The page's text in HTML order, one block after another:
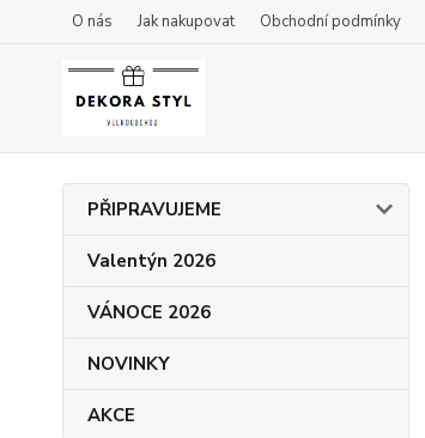
O nás Jak nakupovat Obchodní podmínky
PŘIPRAVUJEME
Valentýn 2026
VÁNOCE 2026
NOVINKY
AKCE